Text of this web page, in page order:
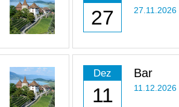
27
Dez
11
Bar